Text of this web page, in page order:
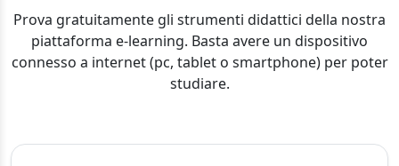
Prova gratuitamente gli strumenti didattici della nostra
piattaforma e-learning. Basta avere un dispositivo
connesso a internet (pc, tablet o smartphone) per poter
studiare.